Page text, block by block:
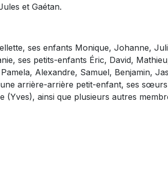
et Gaétan.
ses enfants Monique, Johanne,
ses petits-enfants Éric, David,
Alexandre, Samuel, Benjamin,
arrière-arrière petit-enfant, ses sœurs
(Yves), ainsi que plusieurs autres